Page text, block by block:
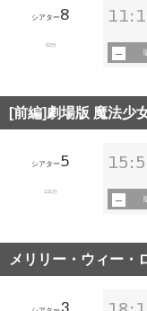
シアター8
52分
[前編]劇場版 魔法
シアター5
131分
メリリー・ウィー・